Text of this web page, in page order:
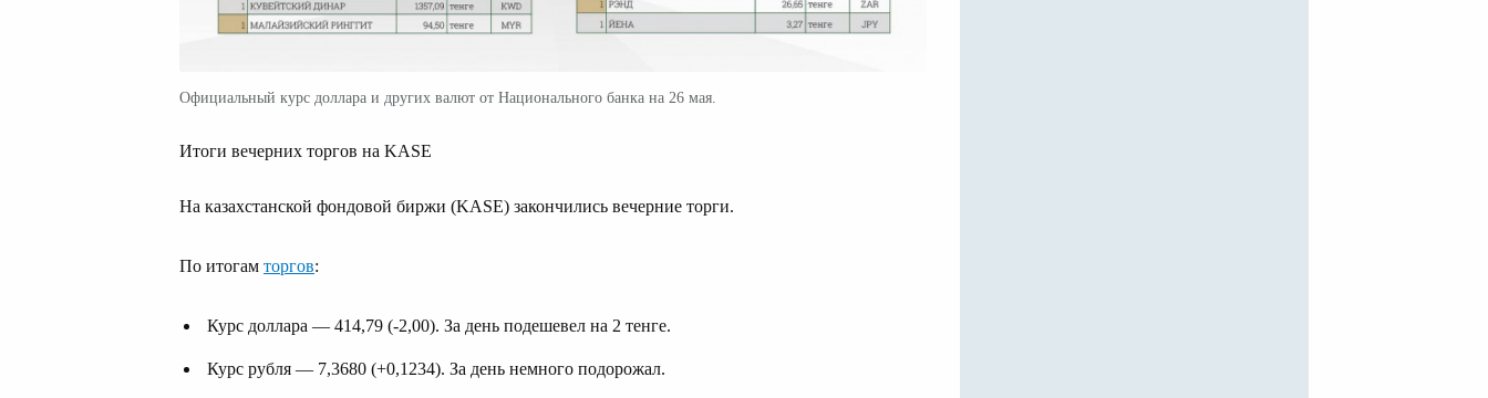
Официальный курс доллара и других валют от Национального банка на 26 мая.
Итоги вечерних торгов на KASE
На казахстанской фондовой биржи (KASE) закончились вечерние торги.
По итогам торгов:
Курс доллара — 414,79 (-2,00). За день подешевел на 2 тенге.
Курс рубля — 7,3680 (+0,1234). За день немного подорожал.